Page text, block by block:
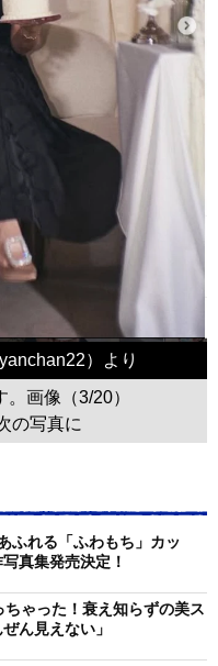
）より
画像（3/20）
の写真に
ふれる「ふわもち」カッ
真集発売決定！
ちゃった！衰え知らずの美ス
ん見えない」